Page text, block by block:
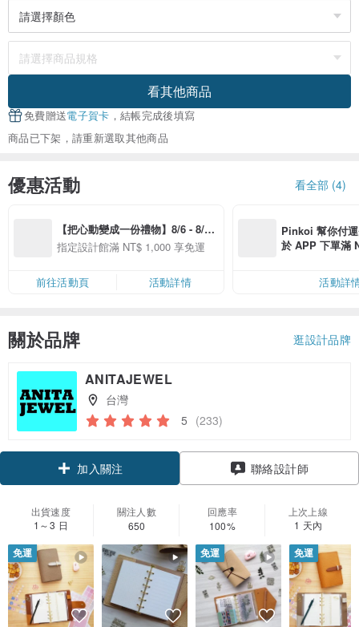
看其他商品
免費贈送電子賀卡 ，結帳完成後填寫
商品已下架，請重新選取其他商品
優惠活動 看全部 (4)
【把心動變成一份禮物】8/6 - 8/20
精選品牌全館滿 NT$1,000 免運
指定設計館滿 NT$ 1,000 享免運
前往活動頁 活動詳情
Pinkoi 幫你付
於 APP 下單滿
活動詳
關於品牌 逛設計品牌
ANITAJEWEL
台灣
5 (233)
加入關注
聯絡設計師
出貨速度
1～3 日
關注人數
650
回應率
100%
上次上線
1 天內
免運 免運 免運